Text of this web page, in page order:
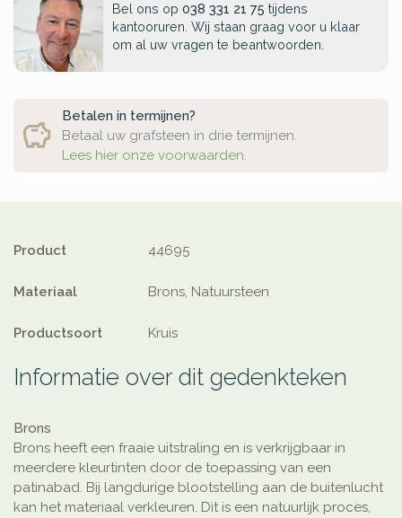
Bel ons op 038 331 21 75 tijdens
kantooruren. Wij staan graag voor u klaar
om al uw vragen te beantwoorden.
Betalen in termijnen?
Betaal uw grafsteen in drie termijnen.
Lees hier onze voorwaarden.
Product 44695
Materiaal Brons, Natuursteen
Productsoort Kruis
Informatie over dit gedenkteken
Brons
Brons heeft een fraaie uitstraling en is verkrijgbaar in
meerdere kleurtinten door de toepassing van een
patinabad. Bij langdurige blootstelling aan de buitenlucht
kan het materiaal verkleuren. Dit is een natuurlijk proces,